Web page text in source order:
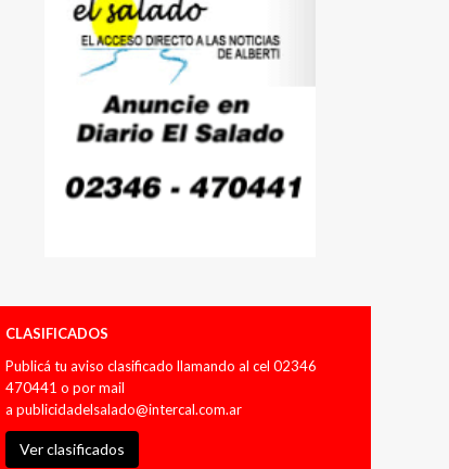
CLASIFICADOS
Publicá tu aviso clasificado llamando al cel 02346
470441 o por mail
a publicidadelsalado@intercal.com.ar
Ver clasificados